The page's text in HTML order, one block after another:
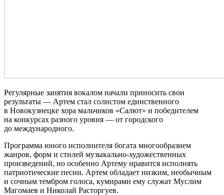
Регулярные занятия вокалом начали приносить свои
результаты — Артем стал солистом единственного
в Новокузнецке хора мальчиков «Салют» и победителем
на конкурсах разного уровня — от городского
до международного.
Программа юного исполнителя богата многообразием
жанров, форм и стилей музыкально-художественных
произведений, но особенно Артему нравится исполнять
патриотические песни. Артем обладает низким, необычным
и сочным тембром голоса, кумирами ему служат Муслим
Магомаев и Николай Расторгуев.